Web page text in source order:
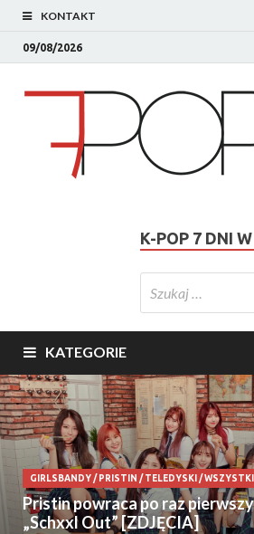
KONTAKT
09/08/2026
K-POP 7 DNI
KATEGORIE
GIRLSBANDY/ PRISTIN /TELEDYSKI /
Pristin powraca po raz
„Schxxl Out” [ZDJĘCIA]